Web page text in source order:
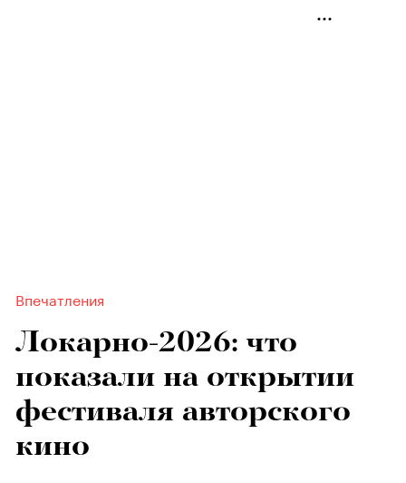
Впечатления
Локарно-2026: что
показали на открытии
фестиваля авторского
кино